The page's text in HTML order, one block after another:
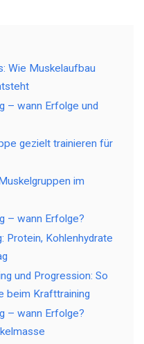
Wie Muskelaufbau
– wann Erfolge und
gezielt trainieren für
im
– wann Erfolge?
Protein, Kohlenhydrate
und Progression: So
beim Krafttraining
– wann Erfolge?